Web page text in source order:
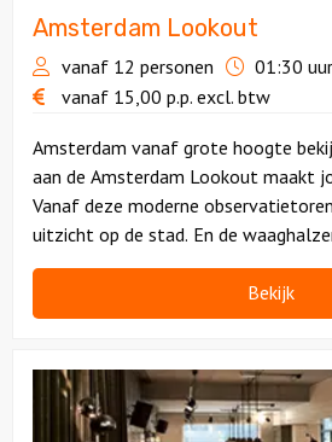
Amsterdam Lookout
vanaf 12 personen
01:30 uur
vanaf 15,00 p.p. excl. btw
Amsterdam vanaf grote hoogte
aan de Amsterdam Lookout maakt
Vanaf deze moderne
uitzicht op de stad. En de
natuurlijk plaats op de
Bekijk
Bekijk
Bierbrouwerij